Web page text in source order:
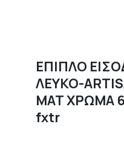
ΕΠΙΠΛΟ
ΛΕΥΚΟ-
ΜΑΤ ΧΡΩΜΑ
fxtr